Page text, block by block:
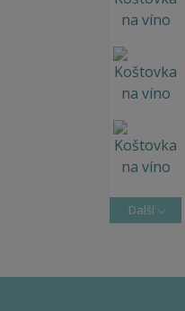
Další